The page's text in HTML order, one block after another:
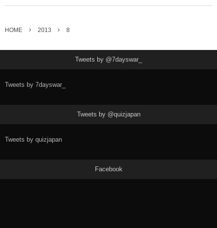
HOME 2013 8
Tweets by @7dayswar_
Tweets by 7dayswar_
Tweets by @quizjapan
Tweets by quizjapan
Facebook